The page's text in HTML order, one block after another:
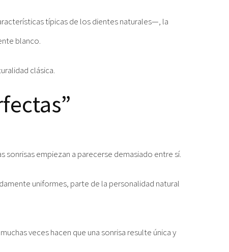
típicas de los dientes naturales—, la
blanco.
clásica.
empiezan a parecerse demasiado entre sí.
uniformes, parte de la personalidad natural
veces hacen que una sonrisa resulte única y